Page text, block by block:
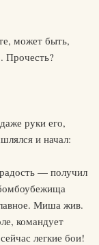
может быть,
Прочесть?
руки его,
и начал:
— получил
Миша жив.
командует
легкие бои!